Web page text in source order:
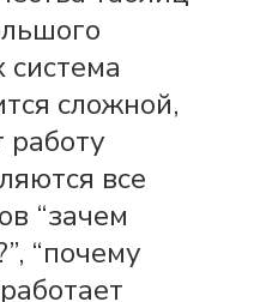
сложной,
работу
все
“зачем
“почему